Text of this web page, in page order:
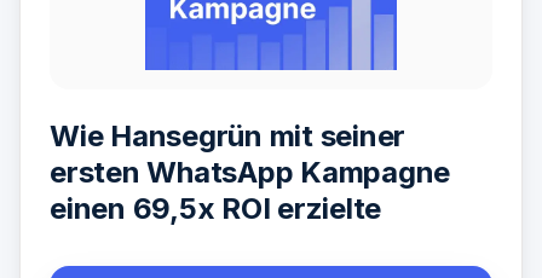
Wie Hansegrün mit seiner
ersten WhatsApp Kampagne
einen 69,5x ROI erzielte